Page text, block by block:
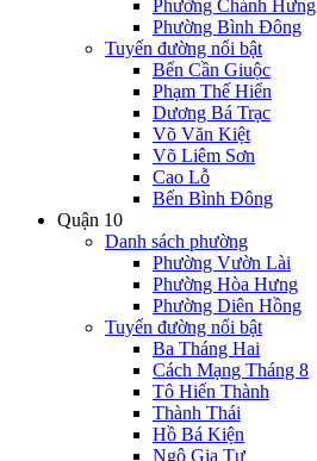
Phường Chánh Hưng
Phường Bình Đông
Tuyến đường nổi bật
Bến Cần Giuộc
Phạm Thế Hiển
Dương Bá Trạc
Võ Văn Kiệt
Võ Liêm Sơn
Cao Lỗ
Bến Bình Đông
Quận 10
Danh sách phường
Phường Vườn Lài
Phường Hòa Hưng
Phường Diên Hồng
Tuyến đường nổi bật
Ba Tháng Hai
Cách Mạng Tháng 8
Tô Hiến Thành
Thành Thái
Hồ Bá Kiện
Ngô Gia Tự